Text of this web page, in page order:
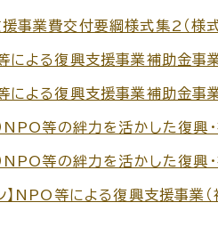
事業費交付要綱様式集2（
による復興支援事業補助金
による復興支援事業補助金
）NPO等の絆力を活かした復
）NPO等の絆力を活かした復
シ】NPO等による復興支援事業